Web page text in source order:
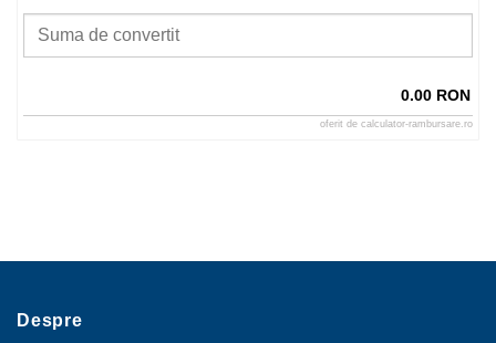
0.00 RON
oferit decalculator-rambursare.ro
Despre